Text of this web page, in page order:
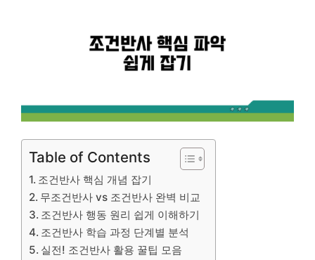
Table of Contents
조건반사 핵심 개념 잡기
무조건반사 vs 조건반사 완벽 비교
조건반사 행동 원리 쉽게 이해하기
조건반사 학습 과정 단계별 분석
실전! 조건반사 활용 꿀팁 모음